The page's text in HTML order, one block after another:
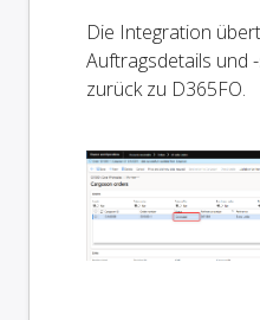
Die Integration
Auftragsdetails und
zurück zu D365FO.